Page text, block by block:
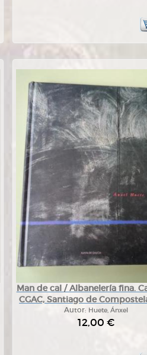
Man de cal / Albanelería fina.
CGAC, Santiago de
Autor: Huete, Ánxel
12,00 €